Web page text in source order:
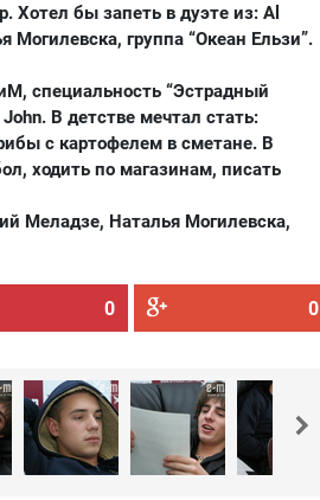
Хотел бы запеть в дуэте из: Al
Могилевска, группа “Океан Ельзи”.
специальность “Эстрадный
В детстве мечтал стать:
с картофелем в сметане. В
ходить по магазинам, писать
Меладзе, Наталья Могилевска,
0 0